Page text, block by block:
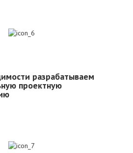
разрабатываем
проектную